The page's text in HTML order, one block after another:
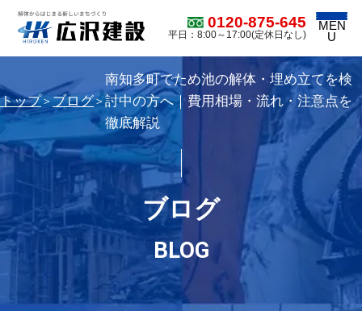
0120-875-645
平日：8:00～17:00(定休日なし)
MEN
U
トップ＞ ブログ＞
南知多町でため池の解体・埋め立てを検
討中の方へ｜費用相場・流れ・注意点を
徹底解説
ブログ
BLOG